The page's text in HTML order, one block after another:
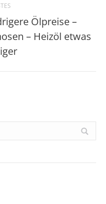
Ölpreise –
– Heizöl etwas